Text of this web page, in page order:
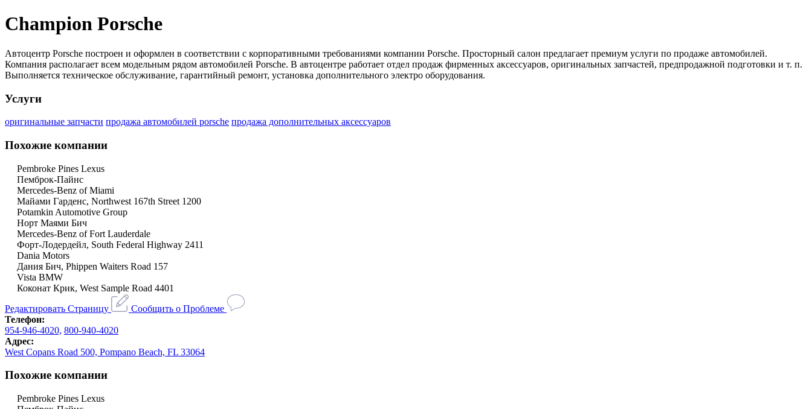
Champion Porsche
Автоцентр Porsche построен и оформлен в соответствии с корпоративными требованиями компании Porsche. Просторный салон предлагает премиум услуги по продаже автомобилей.
Компания располагает всем модельным рядом автомобилей Porsche. В автоцентре работает отдел продаж фирменных аксессуаров, оригинальных запчастей, предпродажной подготовки и т. п.
Выполняется техническое обслуживание, гарантийный ремонт, установка дополнительного электро оборудования.
Услуги
оригинальные запчасти продажа автомобилей porsche продажа дополнительных аксессуаров
Похожие компании
Pembroke Pines Lexus
Пемброк-Пайнс
Mercedes-Benz of Miami
Майами Гарденс, Northwest 167th Street 1200
Potamkin Automotive Group
Норт Маями Бич
Mercedes-Benz of Fort Lauderdale
Форт-Лодердейл, South Federal Highway 2411
Dania Motors
Дания Бич, Phippen Waiters Road 157
Vista BMW
Коконат Крик, West Sample Road 4401
Редактировать Страницу
Сообщить о Проблеме
Телефон:
954-946-4020, 800-940-4020
Адрес:
West Copans Road 500, Pompano Beach, FL 33064
Похожие компании
Pembroke Pines Lexus